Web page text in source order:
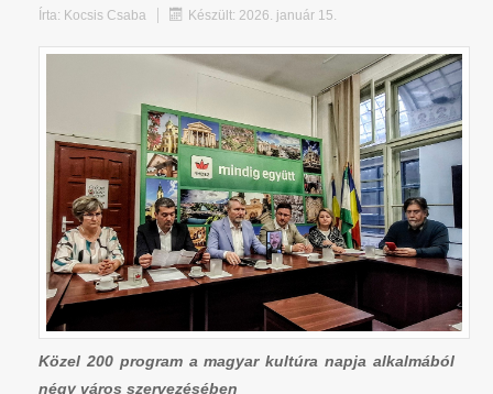
Írta: Kocsis Csaba Készült: 2026. január 15.
Közel 200 program a magyar kultúra napja alkalmából
négy város szervezésében